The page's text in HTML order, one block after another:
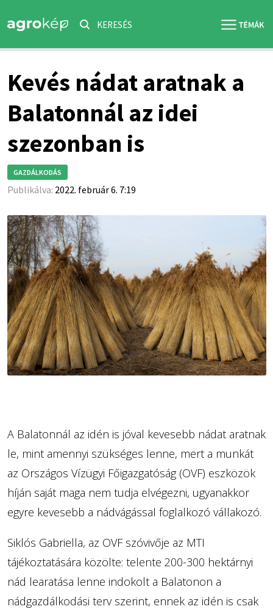
KERESÉS
Kevés nádat aratnak a
Balatonnál az idei
szezonban is
GAZDÁLKODÁS
Publikálva: 2022. február 6. 7:19
A Balatonnál az idén is jóval kevesebb nádat aratnak
le, mint amennyi szükséges lenne, mert a munkát
az Országos Vízügyi Főigazgatóság (OVF) eszközök
híján saját maga nem tudja elvégezni, ugyanakkor
egyre kevesebb a nádvágással foglalkozó vállakozó.
Siklós Gabriella, az OVF szóvivője az MTI
tájékoztatására közölte: telente 200-300 hektárnyi
nád learatása lenne indokolt a Balatonon a
nádgazdálkodási terv szerint, ennek az idén is csak